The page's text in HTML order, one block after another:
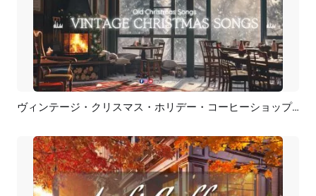
プレビュー AI再生成 ヴィンテージ・クリスマス・ホリデー・コーヒーショップの雰囲気の音楽プレイリスト・YouTubeチャンネル紹介